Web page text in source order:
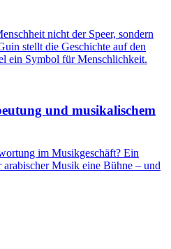
nicht der Speer, sondern
stellt die Geschichte auf den
ein Symbol für Menschlichkeit.
und musikalischem
im Musikgeschäft? Ein
Musik eine Bühne – und